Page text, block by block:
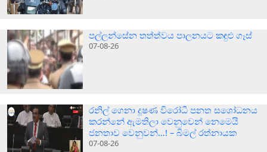
පල්ලන්සේන තත්ත්වය පාලනයට කඳුළු ගෑස්
07-08-26
රනිල් ගෙනා දූෂණ විරෝධී පනත සශෝධනය
කරන්නේ ඇමතිලා වෙනුවෙන් නෙමෙයි
ජනතාව වෙනුවන්…! – බිමල් රත්නායක
07-08-26